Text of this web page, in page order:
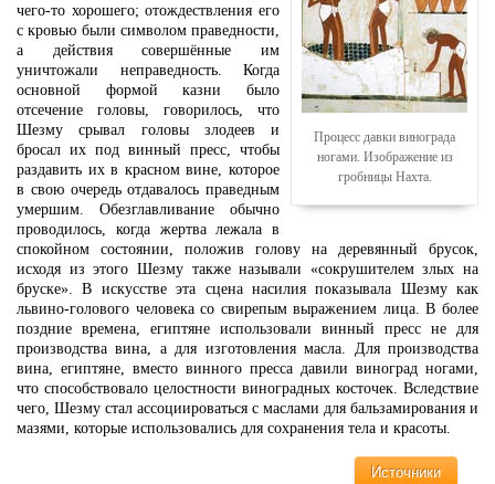
Процесс давки винограда
ногами. Изображение из
гробницы Нахта.
чего-то хорошего; отождествления его
с кровью были символом праведности,
а действия совершённые им
уничтожали неправедность. Когда
основной формой казни было
отсечение головы, говорилось, что
Шезму срывал головы злодеев и
бросал их под винный пресс, чтобы
раздавить их в красном вине, которое
в свою очередь отдавалось праведным
умершим. Обезглавливание обычно
проводилось, когда жертва лежала в
спокойном состоянии, положив голову на деревянный брусок,
исходя из этого Шезму также называли «сокрушителем злых на
бруске». В искусстве эта сцена насилия показывала Шезму как
львино-голового человека со свирепым выражением лица. В более
поздние времена, египтяне использовали винный пресс не для
производства вина, а для изготовления масла. Для производства
вина, египтяне, вместо винного пресса давили виноград ногами,
что способствовало целостности виноградных косточек. Вследствие
чего, Шезму стал ассоциироваться с маслами для бальзамирования и
мазями, которые использовались для сохранения тела и красоты.
Источники